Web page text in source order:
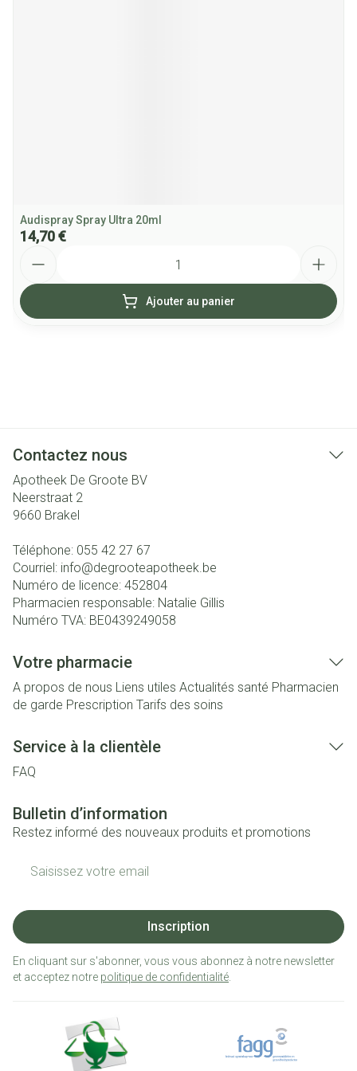
Audispray Spray Ultra 20ml
14,70 €
Ajouter au panier
Contactez nous
Apotheek De Groote BV
Neerstraat 2
9660 Brakel
Téléphone: 055 42 27 67
Courriel: info@degrooteapotheek.be
Numéro de licence: 452804
Pharmacien responsable: Natalie Gillis
Numéro TVA: BE0439249058
Votre pharmacie
A propos de nous Liens utiles Actualités santé Pharmacien
de garde Prescription Tarifs des soins
Service à la clientèle
FAQ
Bulletin d’information
Restez informé des nouveaux produits et promotions
Inscription
En cliquant sur s'abonner, vous vous abonnez à notre newsletter
et acceptez notre politique de confidentialité